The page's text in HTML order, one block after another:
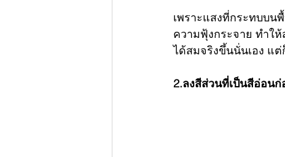
เพราะแสงที่กระทบบน
ความฟุ้งกระจาย ทำใ
ได้สมจริงขึ้นนั่นเอง แ
2.ลงสีส่วนที่เป็นสีอ่อน